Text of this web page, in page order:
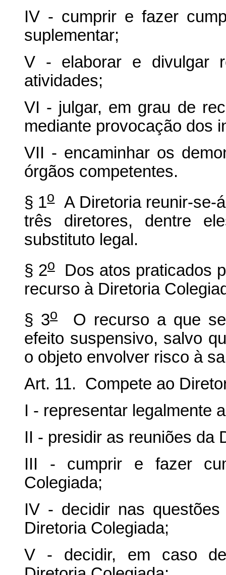
IV - cumprir e fazer
suplementar;
V - elaborar e divulgar
atividades;
VI - julgar, em grau de
mediante provocação dos
VII - encaminhar os
órgãos competentes.
§ 1oA Diretoria reunir-se-
três diretores, dentre
substituto legal.
§ 2oDos atos praticados
recurso à Diretoria
§ 3oO recurso a que se
efeito suspensivo, salvo
o objeto envolver risco à
Art. 11. Compete ao
I - representar legalmente
II - presidir as reuniões da
III - cumprir e fazer
Colegiada;
IV - decidir nas
Diretoria Colegiada;
V - decidir, em caso